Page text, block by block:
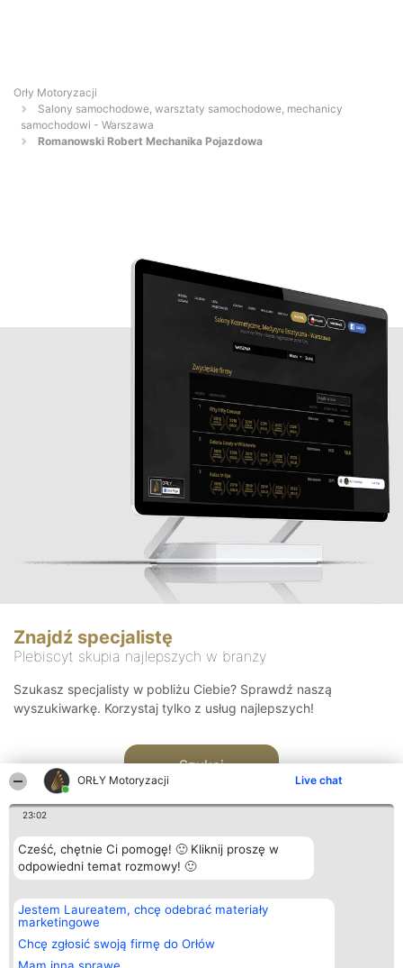
ORŁY Motoryzacji Live chat
23:02
Cześć, chętnie Ci pomogę! 🙂 Kliknij proszę w
odpowiedni temat rozmowy! 🙂
Jestem Laureatem, chcę odebrać materiały
marketingowe
Chcę zgłosić swoją firmę do Orłów
Orły Motoryzacji
Salony samochodowe, warsztaty samochodowe, mechanicy
samochodowi - Warszawa
Romanowski Robert Mechanika Pojazdowa
Znajdź specjalistę
Plebiscyt skupia najlepszych w branży
Szukasz specjalisty w pobliżu Ciebie? Sprawdź naszą
wyszukiwarkę. Korzystaj tylko z usług najlepszych!
Szukaj
Organizator plebiscytu
Bright Side Solutions sp. z o.
o. sp. k.
ul. Ruska 22
Wrocław 50-079
KRS 0000749100 | Regon
Plebiscyt
Laureaci
wszystkich
Laureatów
Kontakt
Kontakt